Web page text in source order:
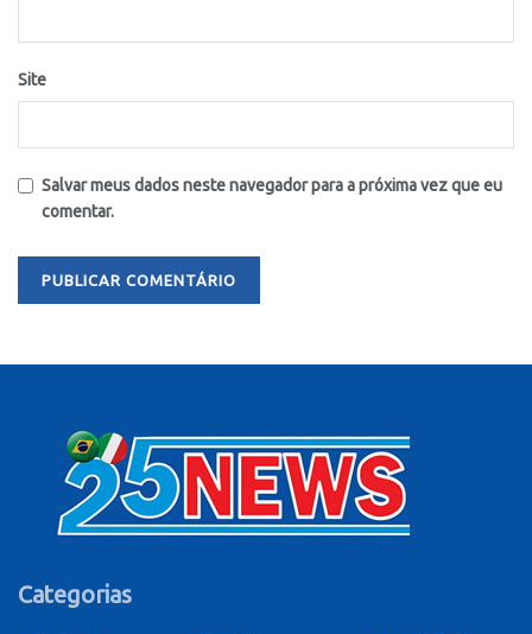
Site
Salvar meus dados neste navegador para a próxima vez que eu
comentar.
Categorias